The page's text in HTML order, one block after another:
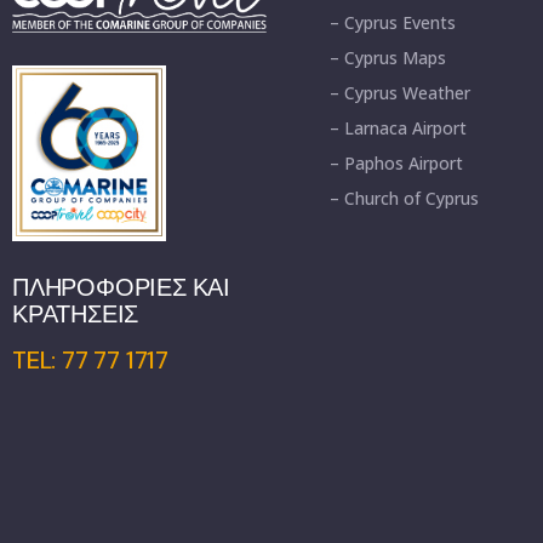
ΠΛΗΡΟΦΟΡΙΕΣ ΚΑΙ
ΚΡΑΤΗΣΕΙΣ
TEL: 77 77 1717
– Cyprus Events
– Cyprus Maps
– Cyprus Weather
– Larnaca Airport
– Paphos Airport
– Church of Cyprus